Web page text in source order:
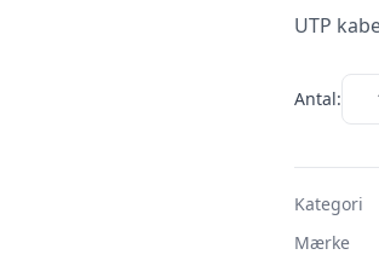
UTP
Antal:
Kategori
Mærke